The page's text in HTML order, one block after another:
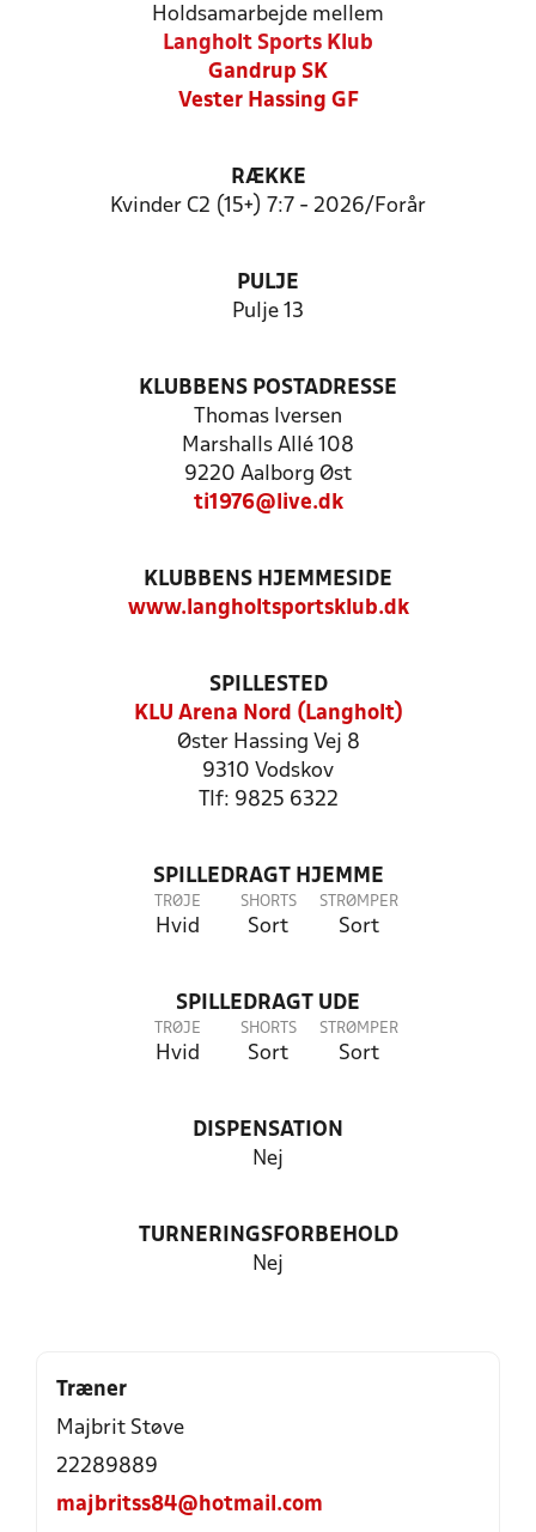
Holdsamarbejde mellem
Langholt Sports Klub
Gandrup SK
Vester Hassing GF
RÆKKE
Kvinder C2 (15+) 7:7 - 2026/Forår
PULJE
Pulje 13
KLUBBENS POSTADRESSE
Thomas Iversen
Marshalls Allé 108
9220 Aalborg Øst
ti1976@live.dk
KLUBBENS HJEMMESIDE
www.langholtsportsklub.dk
SPILLESTED
KLU Arena Nord (Langholt)
Øster Hassing Vej 8
9310 Vodskov
Tlf: 9825 6322
SPILLEDRAGT HJEMME
TRØJE
Hvid
SHORTS
Sort
STRØMPER
Sort
SPILLEDRAGT UDE
TRØJE
Hvid
SHORTS
Sort
STRØMPER
Sort
DISPENSATION
Nej
TURNERINGSFORBEHOLD
Nej
Træner
Majbrit Støve
22289889
majbritss84@hotmail.com